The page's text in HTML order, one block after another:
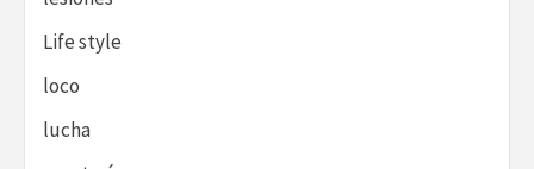
Life style
loco
lucha